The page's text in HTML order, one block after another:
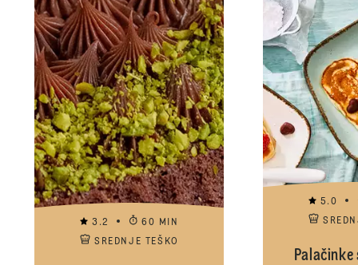
3.2
60 MIN
SREDNJE TEŠKO
5.0
Palačinke